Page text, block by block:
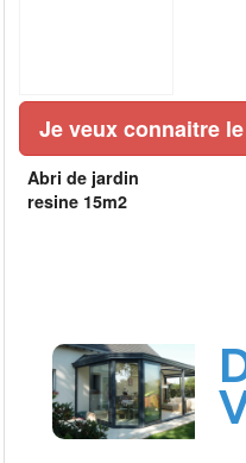
Je veux connaitre
Abri de jardin
resine 15m2